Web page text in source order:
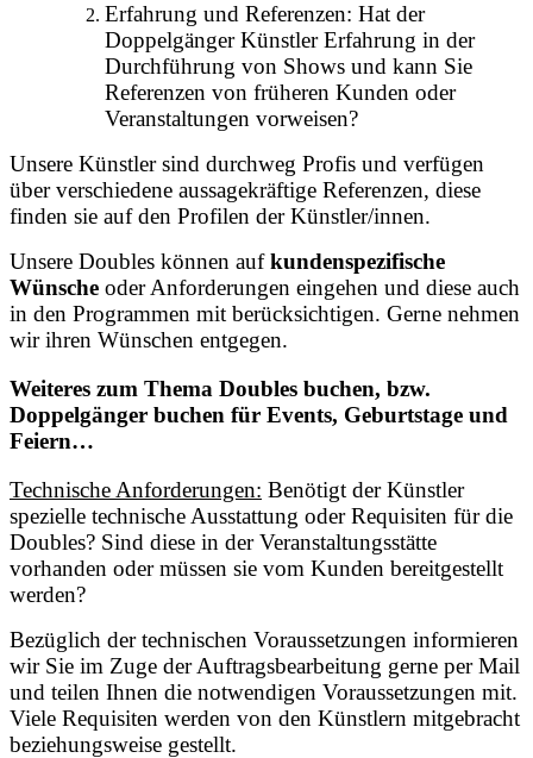
Erfahrung und Referenzen: Hat der
Doppelgänger Künstler Erfahrung in der
Durchführung von Shows und kann Sie
Referenzen von früheren Kunden oder
Veranstaltungen vorweisen?
Unsere Künstler sind durchweg Profis und verfügen
über verschiedene aussagekräftige Referenzen, diese
finden sie auf den Profilen der Künstler/innen.
Unsere Doubles können aufkundenspezifische
Wünsche oder Anforderungen eingehen und diese auch
in den Programmen mit berücksichtigen. Gerne nehmen
wir ihren Wünschen entgegen.
Weiteres zum Thema Doubles buchen, bzw.
Doppelgänger buchen für Events, Geburtstage und
Feiern…
Technische Anforderungen: Benötigt der Künstler
spezielle technische Ausstattung oder Requisiten für die
Doubles? Sind diese in der Veranstaltungsstätte
vorhanden oder müssen sie vom Kunden bereitgestellt
werden?
Bezüglich der technischen Voraussetzungen informieren
wir Sie im Zuge der Auftragsbearbeitung gerne per Mail
und teilen Ihnen die notwendigen Voraussetzungen mit.
Viele Requisiten werden von den Künstlern mitgebracht
beziehungsweise gestellt.